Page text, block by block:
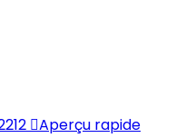
Aperçu rapide